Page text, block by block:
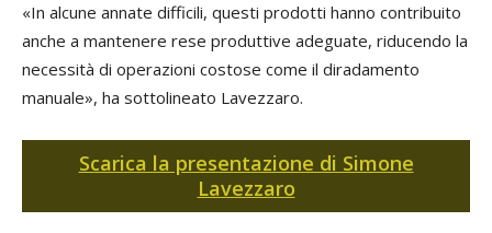
«In alcune annate difficili, questi prodotti hanno contribuito
anche a mantenere rese produttive adeguate, riducendo la
necessità di operazioni costose come il diradamento
manuale», ha sottolineato Lavezzaro.
Scarica la presentazione di Simone
Lavezzaro